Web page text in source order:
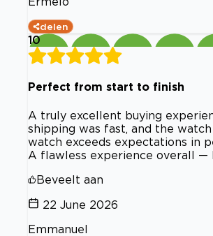
delen
10
Perfect from start to finish
A truly excellent buying
shipping was fast, and the
watch exceeds expectations in
A flawless experience overall —
Beveelt aan
22 June 2026
Emmanuel